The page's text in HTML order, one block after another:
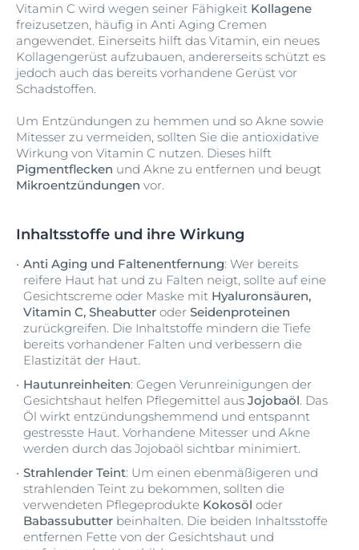
Vitamin C wird wegen seiner Fähigkeit Kollagene
freizusetzen, häufig in Anti Aging Cremen
angewendet. Einerseits hilft das Vitamin, ein neues
Kollagengerüst aufzubauen, andererseits schützt es
jedoch auch das bereits vorhandene Gerüst vor
Schadstoffen.
Um Entzündungen zu hemmen und so Akne sowie
Mitesser zu vermeiden, sollten Sie die antioxidative
Wirkung von Vitamin C nutzen. Dieses hilft
Pigmentflecken und Akne zu entfernen und beugt
Mikroentzündungen vor.
Inhaltsstoffe und ihre Wirkung
Anti Aging und Faltenentfernung: Wer bereits
reifere Haut hat und zu Falten neigt, sollte auf eine
Gesichtscreme oder Maske mit Hyaluronsäuren,
Vitamin C, Sheabutter oder Seidenproteinen
zurückgreifen. Die Inhaltstoffe mindern die Tiefe
bereits vorhandener Falten und verbessern die
Elastizität der Haut.
Hautunreinheiten: Gegen Verunreinigungen der
Gesichtshaut helfen Pflegemittel aus Jojobaöl. Das
Öl wirkt entzündungshemmend und entspannt
gestresste Haut. Vorhandene Mitesser und Akne
werden durch das Jojobaöl sichtbar minimiert.
Strahlender Teint: Um einen ebenmäßigeren und
strahlenden Teint zu bekommen, sollten die
verwendeten Pflegeprodukte Kokosöl oder
Babassubutter beinhalten. Die beiden Inhaltsstoffe
entfernen Fette von der Gesichtshaut und